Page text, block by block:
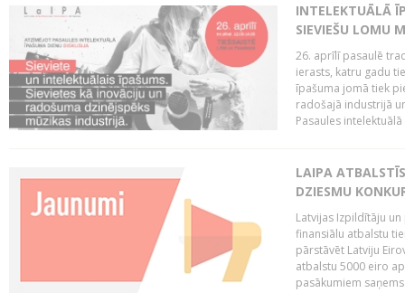
INTELEKTUĀLĀ
SIEVIEŠU LOMU
26. aprīlī pasaulē
ierasts, katru gadu
īpašuma jomā tiek
radošajā industrijā
Pasaules
LAIPA
DZIESMU
Latvijas Izpildītāju
finansiālu atbalstu
pārstāvēt Latviju
atbalstu 5000 eiro
pasākumiem